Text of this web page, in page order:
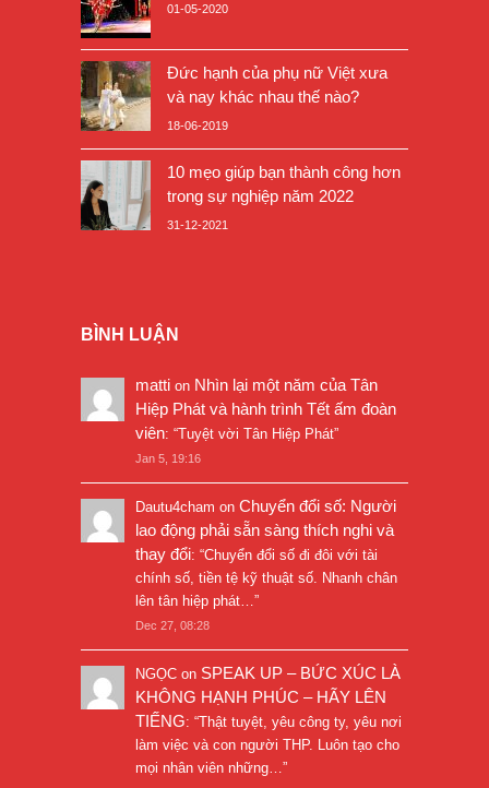
01-05-2020
Đức hạnh của phụ nữ Việt xưa
và nay khác nhau thế nào?
18-06-2019
10 mẹo giúp bạn thành công hơn
trong sự nghiệp năm 2022
31-12-2021
BÌNH LUẬN
matti on Nhìn lại một năm của Tân
Hiệp Phát và hành trình Tết ấm đoàn
viên: “Tuyệt vời Tân Hiệp Phát”
Jan 5, 19:16
Dautu4cham on Chuyển đổi số: Người
lao động phải sẵn sàng thích nghi và
thay đổi: “Chuyển đổi số đi đôi với tài
chính số, tiền tệ kỹ thuật số. Nhanh chân
lên tân hiệp phát… ”
Dec 27, 08:28
NGỌC on SPEAK UP – BỨC XÚC LÀ
KHÔNG HẠNH PHÚC – HÃY LÊN
TIẾNG: “Thật tuyệt, yêu công ty, yêu nơi
làm việc và con người THP. Luôn tạo cho
mọi nhân viên những… ”